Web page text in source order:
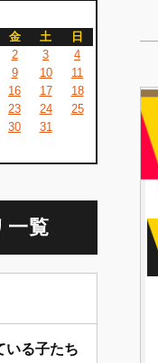
金 土
日
2 3
4
9 10
11
16 17
18
23 24
25
30 31
一覧
いる子たち